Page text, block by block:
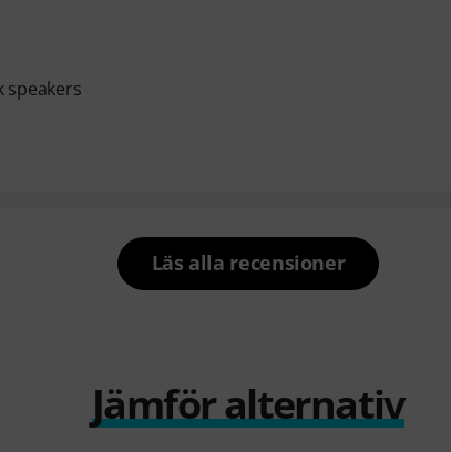
speakers
Läs alla recensioner
Jämför alternativ